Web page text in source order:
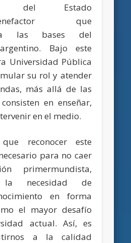
Estado
benefactor que
las bases del
Bajo este
Universidad Pública
su rol y atender
más allá de las
en enseñar,
en el medio.
que reconocer este
para no caer
primermundista,
la necesidad de
en forma
el mayor desafío
actual. Así, es
a la calidad